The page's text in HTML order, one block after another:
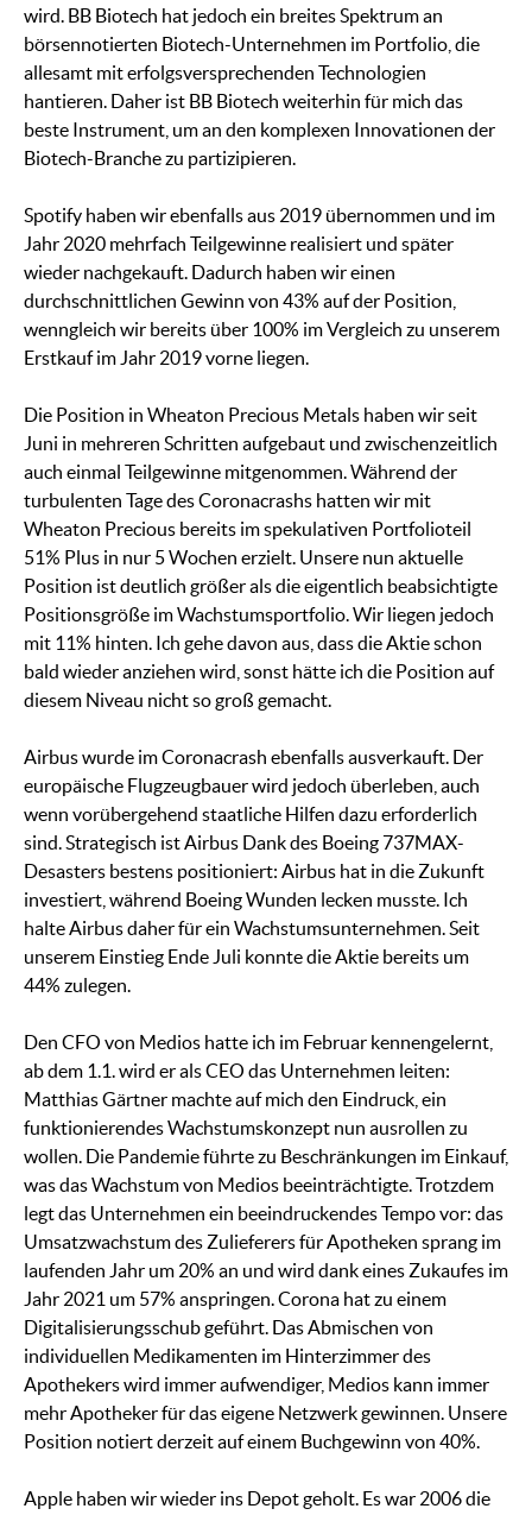
wird. BB Biotech hat jedoch ein breites Spektrum an
börsennotierten Biotech-Unternehmen im Portfolio, die
allesamt mit erfolgsversprechenden Technologien
hantieren. Daher ist BB Biotech weiterhin für mich das
beste Instrument, um an den komplexen Innovationen der
Biotech-Branche zu partizipieren.
Spotify haben wir ebenfalls aus 2019 übernommen und im
Jahr 2020 mehrfach Teilgewinne realisiert und später
wieder nachgekauft. Dadurch haben wir einen
durchschnittlichen Gewinn von 43% auf der Position,
wenngleich wir bereits über 100% im Vergleich zu unserem
Erstkauf im Jahr 2019 vorne liegen.
Die Position in Wheaton Precious Metals haben wir seit
Juni in mehreren Schritten aufgebaut und zwischenzeitlich
auch einmal Teilgewinne mitgenommen. Während der
turbulenten Tage des Coronacrashs hatten wir mit
Wheaton Precious bereits im spekulativen Portfolioteil
51% Plus in nur 5 Wochen erzielt. Unsere nun aktuelle
Position ist deutlich größer als die eigentlich beabsichtigte
Positionsgröße im Wachstumsportfolio. Wir liegen jedoch
mit 11% hinten. Ich gehe davon aus, dass die Aktie schon
bald wieder anziehen wird, sonst hätte ich die Position auf
diesem Niveau nicht so groß gemacht.
Airbus wurde im Coronacrash ebenfalls ausverkauft. Der
europäische Flugzeugbauer wird jedoch überleben, auch
wenn vorübergehend staatliche Hilfen dazu erforderlich
sind. Strategisch ist Airbus Dank des Boeing 737MAX-
Desasters bestens positioniert: Airbus hat in die Zukunft
investiert, während Boeing Wunden lecken musste. Ich
halte Airbus daher für ein Wachstumsunternehmen. Seit
unserem Einstieg Ende Juli konnte die Aktie bereits um
44% zulegen.
Den CFO von Medios hatte ich im Februar kennengelernt,
ab dem 1.1. wird er als CEO das Unternehmen leiten:
Matthias Gärtner machte auf mich den Eindruck, ein
funktionierendes Wachstumskonzept nun ausrollen zu
wollen. Die Pandemie führte zu Beschränkungen im Einkauf,
was das Wachstum von Medios beeinträchtigte. Trotzdem
legt das Unternehmen ein beeindruckendes Tempo vor: das
Umsatzwachstum des Zulieferers für Apotheken sprang im
laufenden Jahr um 20% an und wird dank eines Zukaufes im
Jahr 2021 um 57% anspringen. Corona hat zu einem
Digitalisierungsschub geführt. Das Abmischen von
individuellen Medikamenten im Hinterzimmer des
Apothekers wird immer aufwendiger, Medios kann immer
mehr Apotheker für das eigene Netzwerk gewinnen. Unsere
Position notiert derzeit auf einem Buchgewinn von 40%.
Apple haben wir wieder ins Depot geholt. Es war 2006 die